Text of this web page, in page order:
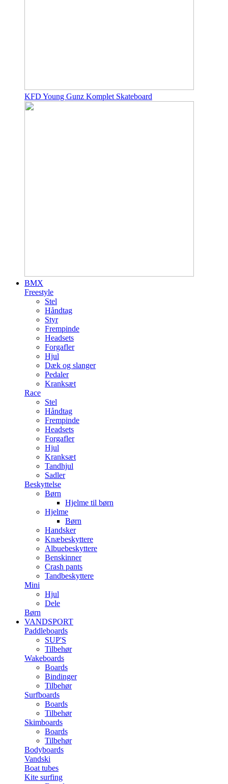
KFD Young Gunz Komplet Skateboard
BMX
Freestyle
Stel
Håndtag
Styr
Frempinde
Headsets
Forgafler
Hjul
Dæk og slanger
Pedaler
Kranksæt
Race
Stel
Håndtag
Frempinde
Headsets
Forgafler
Hjul
Kranksæt
Tandhjul
Sadler
Beskyttelse
Børn
Hjelme til børn
Hjelme
Børn
Handsker
Knæbeskyttere
Albuebeskyttere
Benskinner
Crash pants
Tandbeskyttere
Mini
Hjul
Dele
Børn
VANDSPORT
Paddleboards
SUP'S
Tilbehør
Wakeboards
Boards
Bindinger
Tilbehør
Surfboards
Boards
Tilbehør
Skimboards
Boards
Tilbehør
Bodyboards
Vandski
Boat tubes
Kite surfing